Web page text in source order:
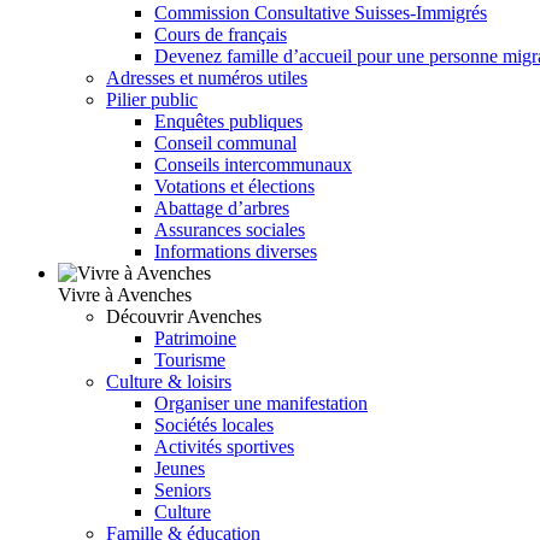
Commission Consultative Suisses-Immigrés
Cours de français
Devenez famille d’accueil pour une personne
Adresses et numéros utiles
Pilier public
Enquêtes publiques
Conseil communal
Conseils intercommunaux
Votations et élections
Abattage d’arbres
Assurances sociales
Informations diverses
Vivre à Avenches
Découvrir Avenches
Patrimoine
Tourisme
Culture & loisirs
Organiser une manifestation
Sociétés locales
Activités sportives
Jeunes
Seniors
Culture
Famille & éducation